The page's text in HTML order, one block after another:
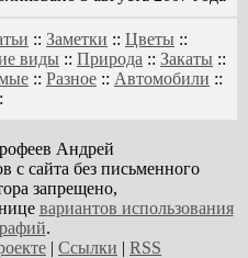
:: Заметки :: Цветы ::
виды :: Природа :: Закаты ::
:: Разное :: Автомобили ::
Андрей
с сайта без письменного
запрещено,
вариантов использования
.
| Ссылки | RSS